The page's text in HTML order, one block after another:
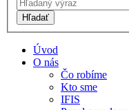
Hľadať
Úvod
O nás
Čo robíme
Kto sme
IFIS